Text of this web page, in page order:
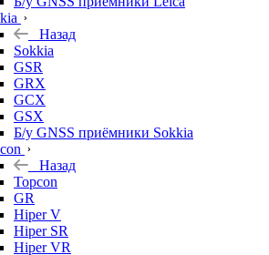
Назад
Sokkia
GSR
GRX
GCX
GSX
Б/у GNSS приёмники Sokkia
Назад
Topcon
GR
Hiper V
Hiper SR
Hiper VR